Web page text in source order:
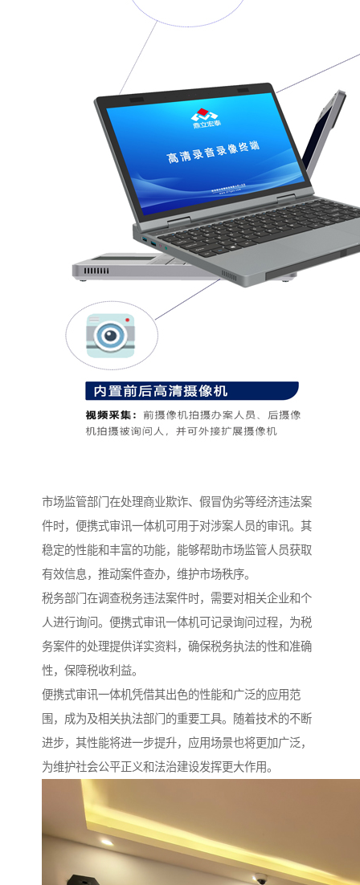
市场监管部门在处理商业欺诈、假冒伪劣等经济违法案
件时，便携式审讯一体机可用于对涉案人员的审讯。其
稳定的性能和丰富的功能，能够帮助市场监管人员获取
有效信息，推动案件查办，维护市场秩序。​
税务部门在调查税务违法案件时，需要对相关企业和个
人进行询问。便携式审讯一体机可记录询问过程，为税
务案件的处理提供详实资料，确保税务执法的性和准确
性，保障税收利益。​
便携式审讯一体机凭借其出色的性能和广泛的应用范
围，成为及相关执法部门的重要工具。随着技术的不断
进步，其性能将进一步提升，应用场景也将更加广泛，
为维护社会公平正义和法治建设发挥更大作用。​